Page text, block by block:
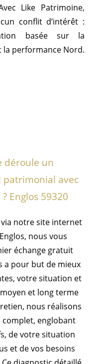
Like Patrimoine,
conflit d’intérêt :
basée sur la
la performance Nord.
déroule un
patrimonial avec
Englos 59320
notre site internet
nous vous
échange gratuit
a pour but de mieux
votre situation et
et long terme
nous réalisons
englobant
de votre situation
et de vos besoins